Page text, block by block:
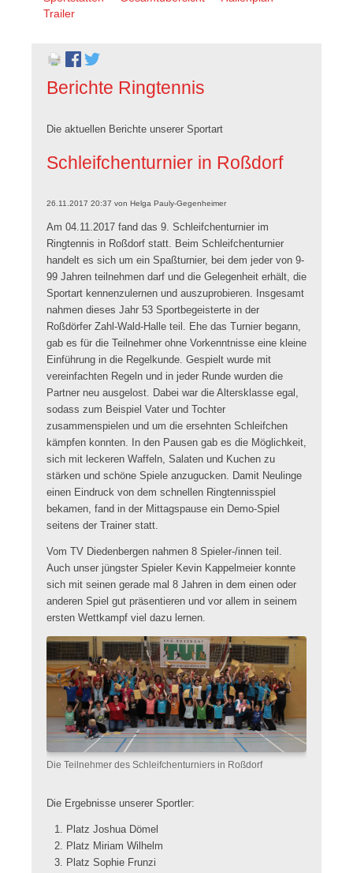
überspringen
Trailer
Berichte Ringtennis
Die aktuellen Berichte unserer Sportart
Schleifchenturnier in Roßdorf
26.11.2017 20:37 von Helga Pauly-Gegenheimer
Am 04.11.2017 fand das 9. Schleifchenturnier im
Ringtennis in Roßdorf statt. Beim Schleifchenturnier
handelt es sich um ein Spaßturnier, bei dem jeder von 9-
99 Jahren teilnehmen darf und die Gelegenheit erhält, die
Sportart kennenzulernen und auszuprobieren. Insgesamt
nahmen dieses Jahr 53 Sportbegeisterte in der
Roßdörfer Zahl-Wald-Halle teil. Ehe das Turnier begann,
gab es für die Teilnehmer ohne Vorkenntnisse eine kleine
Einführung in die Regelkunde. Gespielt wurde mit
vereinfachten Regeln und in jeder Runde wurden die
Partner neu ausgelost. Dabei war die Altersklasse egal,
sodass zum Beispiel Vater und Tochter
zusammenspielen und um die ersehnten Schleifchen
kämpfen konnten. In den Pausen gab es die Möglichkeit,
sich mit leckeren Waffeln, Salaten und Kuchen zu
stärken und schöne Spiele anzugucken. Damit Neulinge
einen Eindruck von dem schnellen Ringtennisspiel
bekamen, fand in der Mittagspause ein Demo-Spiel
seitens der Trainer statt.
Vom TV Diedenbergen nahmen 8 Spieler-/innen teil.
Auch unser jüngster Spieler Kevin Kappelmeier konnte
sich mit seinen gerade mal 8 Jahren in dem einen oder
anderen Spiel gut präsentieren und vor allem in seinem
ersten Wettkampf viel dazu lernen.
Die Teilnehmer des Schleifchenturniers in Roßdorf
Die Ergebnisse unserer Sportler:
Platz Joshua Dömel
Platz Miriam Wilhelm
Platz Sophie Frunzi